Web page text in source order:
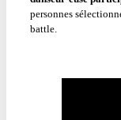
personnes
battle.